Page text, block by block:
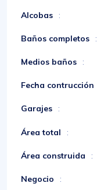
Alcobas :
Baños completos :
Medios baños :
Fecha contrucción
Garajes :
Área total :
Área construida :
Negocio :